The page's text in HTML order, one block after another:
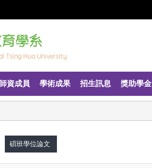
師資成員 學術成果 招生訊息 獎助學金
碩班學位論文